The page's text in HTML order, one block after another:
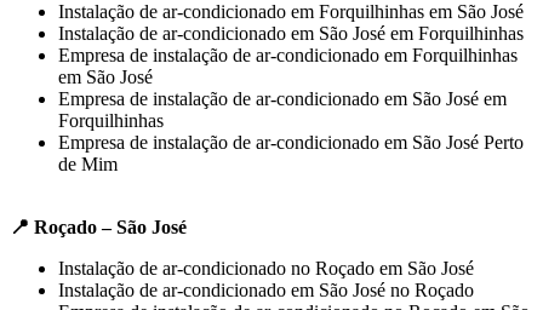
Instalação de ar-condicionado em Forquilhinhas em São José
Instalação de ar-condicionado em São José em Forquilhinhas
Empresa de instalação de ar-condicionado em Forquilhinhas
em São José
Empresa de instalação de ar-condicionado em São José em
Forquilhinhas
Empresa de instalação de ar-condicionado em São José Perto
de Mim
📍 Roçado – São José
Instalação de ar-condicionado no Roçado em São José
Instalação de ar-condicionado em São José no Roçado